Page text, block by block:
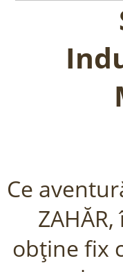
Ce
obţine fix